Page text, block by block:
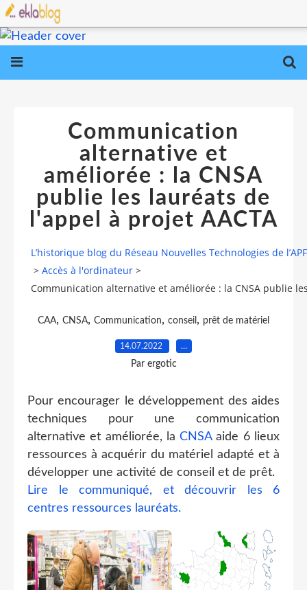
Communication
alternative et
améliorée : la CNSA
publie les lauréats de
l'appel à projet AACTA
L’historique blog du Réseau Nouvelles Technologies de
> Accès à l'ordinateur >
Communication alternative et améliorée : la CNSA publie
CAA, CNSA, Communication, conseil , prêt de matériel
14.07.2022 …
Par ergotic
Pour encourager le développement des aides
techniques pour une communication
alternative et améliorée, laCNSAaide 6 lieux
ressources à acquérir du matériel adapté et à
développer une activité de conseil et de prêt.
Lire le communiqué, et découvrir les 6
centres ressources lauréats.